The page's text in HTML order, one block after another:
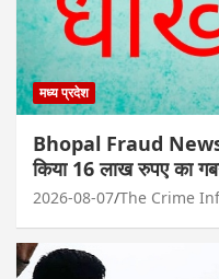
मध्य प्रदेश
Bhopal Fraud News:
किया 16 लाख रुपए का
2026-08-07 The Crime